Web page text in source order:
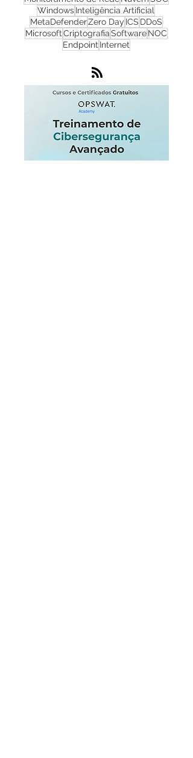
PhishingFlowmon IAIoT
Monitoramento de RedeNuvemSOC
WindowsInteligência Artificial
MetaDefenderZero DayICS
EndpointInternet